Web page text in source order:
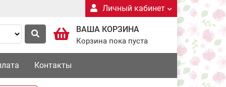
Личный кабинет
ВАША КОРЗИНА
Корзина пока пуста
Контакты